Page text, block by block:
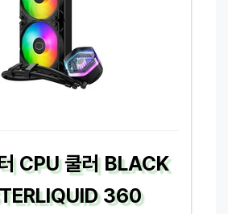
CPU 쿨러 BLACK
360